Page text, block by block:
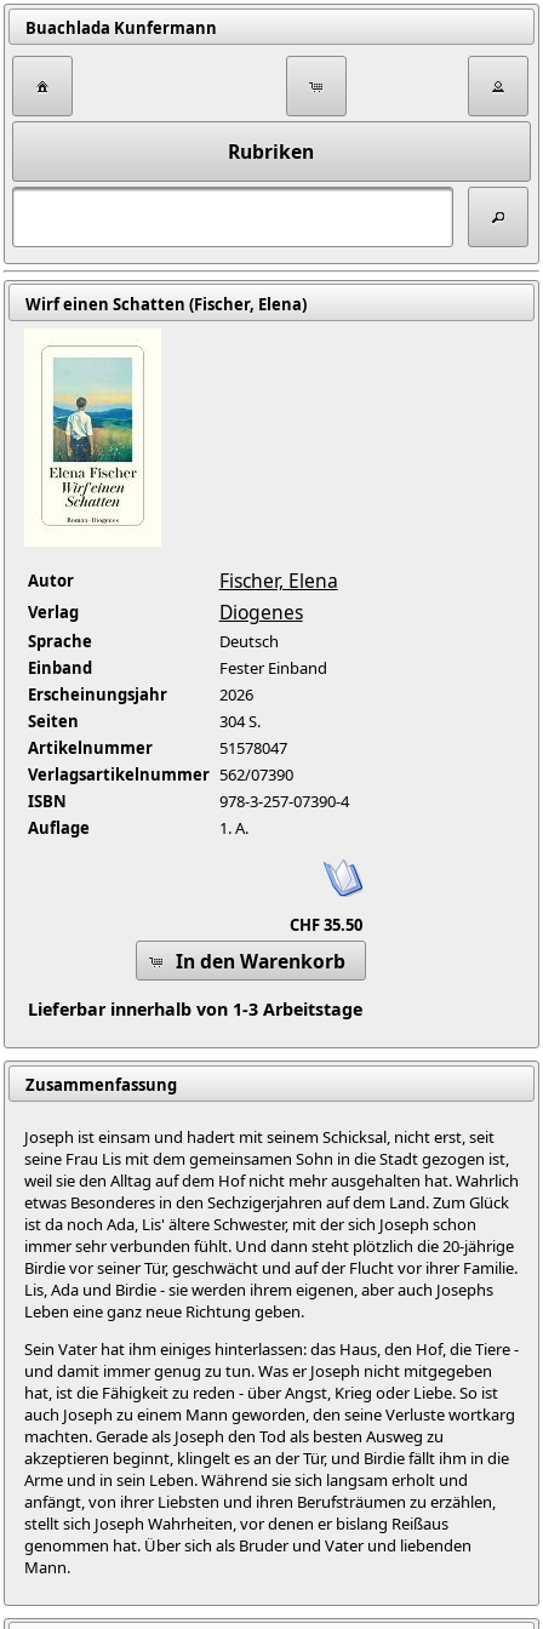
Buachlada Kunfermann
Rubriken
Wirf einen Schatten (Fischer, Elena)
Autor Fischer, Elena
Verlag Diogenes
Sprache
Deutsch
Einband
Fester Einband
Erscheinungsjahr
2026
Seiten
304 S.
Artikelnummer
51578047
Verlagsartikelnummer 562/07390
ISBN
978-3-257-07390-4
Auflage
1. A.
CHF 35.50
In den Warenkorb
Lieferbar innerhalb von 1-3 Arbeitstage
Zusammenfassung
Joseph ist einsam und hadert mit seinem Schicksal, nicht erst, seit
seine Frau Lis mit dem gemeinsamen Sohn in die Stadt gezogen ist,
weil sie den Alltag auf dem Hof nicht mehr ausgehalten hat. Wahrlich
etwas Besonderes in den Sechzigerjahren auf dem Land. Zum Glück
ist da noch Ada, Lis' ältere Schwester, mit der sich Joseph schon
immer sehr verbunden fühlt. Und dann steht plötzlich die 20-jährige
Birdie vor seiner Tür, geschwächt und auf der Flucht vor ihrer Familie.
Lis, Ada und Birdie - sie werden ihrem eigenen, aber auch Josephs
Leben eine ganz neue Richtung geben.
Sein Vater hat ihm einiges hinterlassen: das Haus, den Hof, die Tiere -
und damit immer genug zu tun. Was er Joseph nicht mitgegeben
hat, ist die Fähigkeit zu reden - über Angst, Krieg oder Liebe. So ist
auch Joseph zu einem Mann geworden, den seine Verluste wortkarg
machten. Gerade als Joseph den Tod als besten Ausweg zu
akzeptieren beginnt, klingelt es an der Tür, und Birdie fällt ihm in die
Arme und in sein Leben. Während sie sich langsam erholt und
anfängt, von ihrer Liebsten und ihren Berufsträumen zu erzählen,
stellt sich Joseph Wahrheiten, vor denen er bislang Reißaus
genommen hat. Über sich als Bruder und Vater und liebenden
Mann.